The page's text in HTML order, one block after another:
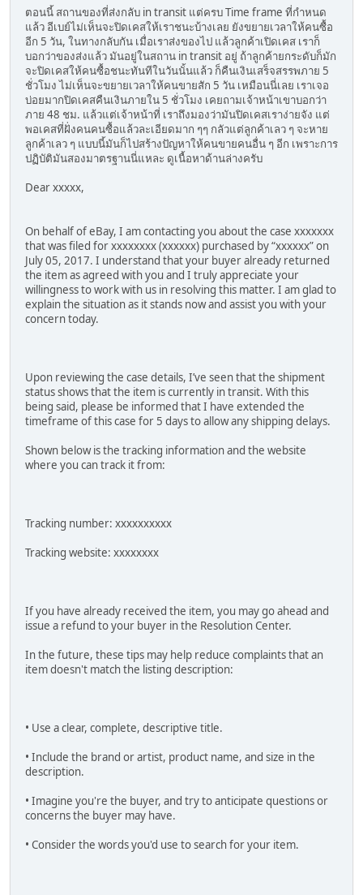
ตอนนี้ สถานของที่ส่งกลับ in transit แต่ครบ Time frame ที่กำหนด
แล้ว อีเบย์ไม่เห็นจะปิดเคสให้เราชนะบ้างเลย ยังขยายเวลาให้คนซื้อ
อีก 5 วัน, ในทางกลับกัน เมื่อเราส่งของไป แล้วลูกค้าเปิดเคส เราก็
บอกว่าของส่งแล้ว มันอยู่ในสถาน in transit อยู่ ถ้าลูกค้ายกระดับก็มัก
จะปิดเคสให้คนซื้อชนะทันทีในวันนั้นแล้ว ก็คืนเงินเสร็จสรรพภาย 5
ชั่วโมง ไม่เห็นจะขยายเวลาให้คนขายสัก 5 วัน เหมือนนี่เลย เราเจอ
บ่อยมากปิดเคสคืนเงินภายใน 5 ชั่วโมง เคยถามเจ้าหน้าเขาบอกว่า
ภาย 48 ชม. แล้วแต่เจ้าหน้าที่ เราถึงมองว่ามันปิดเคสเราง่ายจัง แต่
พอเคสที่ฝั่งคนคนซื้อแล้วละเอียดมาก ๆๆ กลัวแต่ลูกค้าเลว ๆ จะหาย
ลูกค้าเลว ๆ แบบนี้มันก็ไปสร้างปัญหาให้คนขายคนอื่น ๆ อีก เพราะการ
ปฏิบัติมันสองมาตรฐานนี่แหละ ดูเนื้อหาด้านล่างครับ
Dear xxxxx,
On behalf of eBay, I am contacting you about the case xxxxxxx
that was filed for xxxxxxxx (xxxxxx) purchased by “xxxxxx” on
July 05, 2017. I understand that your buyer already returned
the item as agreed with you and I truly appreciate your
willingness to work with us in resolving this matter. I am glad to
explain the situation as it stands now and assist you with your
concern today.
Upon reviewing the case details, I’ve seen that the shipment
status shows that the item is currently in transit. With this
being said, please be informed that I have extended the
timeframe of this case for 5 days to allow any shipping delays.
Shown below is the tracking information and the website
where you can track it from:
Tracking number: xxxxxxxxxx
Tracking website: xxxxxxxx
If you have already received the item, you may go ahead and
issue a refund to your buyer in the Resolution Center.
In the future, these tips may help reduce complaints that an
item doesn't match the listing description:
• Use a clear, complete, descriptive title.
• Include the brand or artist, product name, and size in the
description.
• Imagine you're the buyer, and try to anticipate questions or
concerns the buyer may have.
• Consider the words you'd use to search for your item.